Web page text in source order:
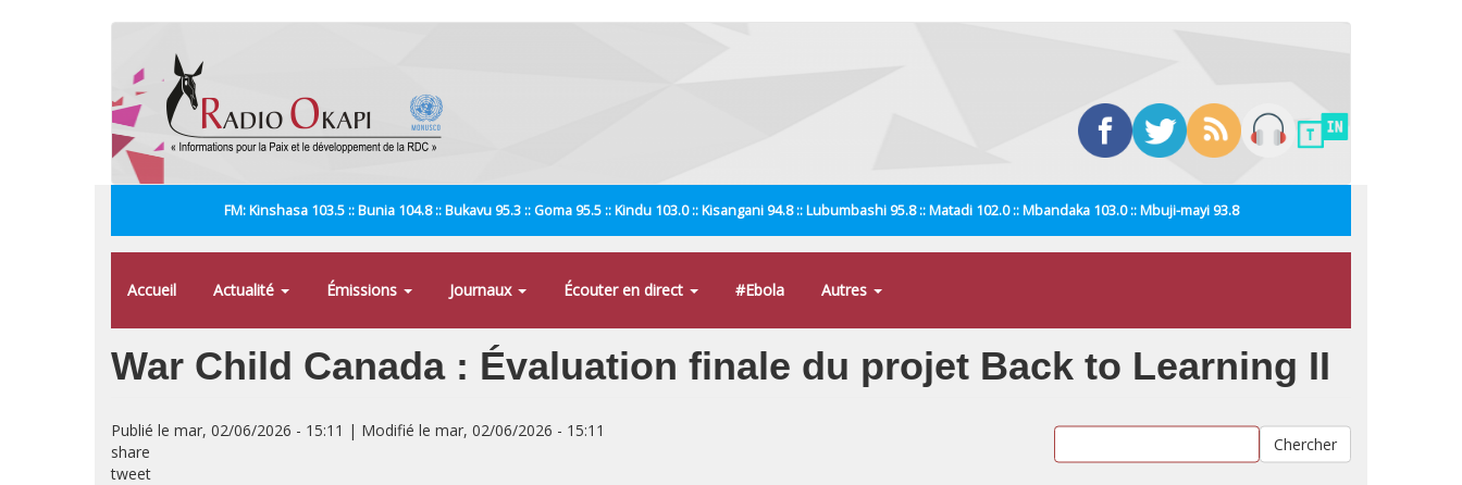
FM: Kinshasa 103.5 :: Bunia 104.8 :: Bukavu 95.3 :: Goma 95.5 :: Kindu 103.0 :: Kisangani 94.8 :: Lubumbashi 95.8 :: Matadi 102.0 :: Mbandaka 103.0 :: Mbuji-mayi 93.8
Accueil Actualité Émissions Journaux Écouter en direct #Ebola Autres
War Child Canada : Évaluation finale du projet Back to Learning II
Publié le mar, 02/06/2026 - 15:11 | Modifié le mar, 02/06/2026 - 15:11
share
tweet
Chercher